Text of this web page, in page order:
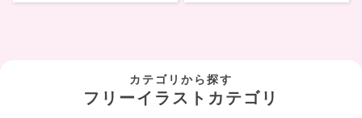
カテゴリから探す
フリーイラストカテゴリ